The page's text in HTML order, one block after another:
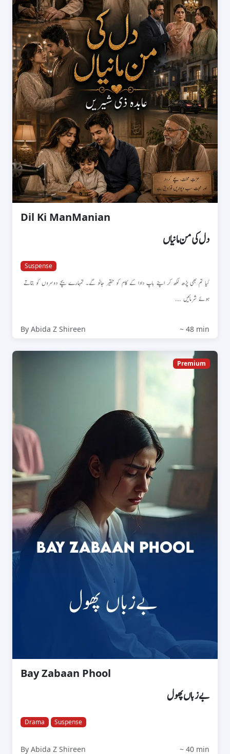
Dil Ki ManManian
دل کی من مانیاں
Suspense
کیا تم بھی پڑھ لکھ کر اپنے باپ دادا کے کام کو حقیر جانو گے۔ تمہارے بچے دوسروں کو بتاتے
ہوئے شرمائیں ...
By Abida Z Shireen ~ 48 min
Premium
Bay Zabaan Phool
بےزباں پھول
Drama Suspense
By Abida Z Shireen ~ 40 min